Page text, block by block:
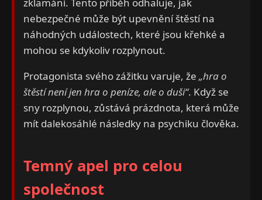
zklamání. Tento příběh odhaluje, jak
nebezpečné může být upevnění štěstí na
náhodných událostech, které jsou křehké a
mohou se kdykoliv rozplynout.
Protagonista svého zážitku varuje, že „hra o
štěstí není jen hra o peníze, ale o duši“. Když se
sny rozplynou, zůstává prázdnota, která může
mít dalekosáhlé následky na psychiku člověka.
Temný apel pro celou
společnost